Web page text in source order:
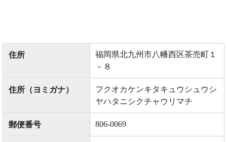
住所
福岡県北九州市八幡西区茶売町１
－８
住所（ヨミガナ）
フクオカケンキタキュウシュウシ
ヤハタニシクチャウリマチ
郵便番号 806-0069